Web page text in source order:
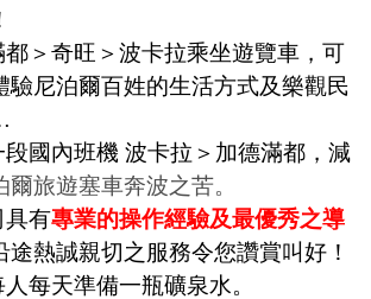
都＞奇旺＞波卡拉乘坐遊覽車，可
驗尼泊爾百姓的生活方式及樂觀民
段國內班機 波卡拉＞加德滿都，減
爾旅遊塞車奔波之苦。
具有專業的操作經驗及最優秀之導
途熱誠親切之服務令您讚賞叫好！
每天準備一瓶礦泉水。